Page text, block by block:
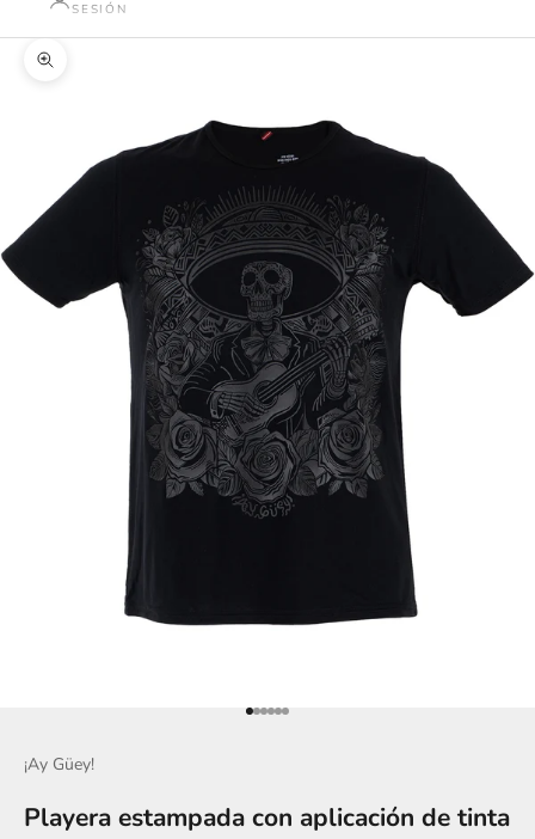
SESIÓN
Zoom
Ir al artículo 1
Ir al artículo 2
Ir al artículo 3
Ir al artículo 4
Ir al artículo 5
Ir al artículo 6
¡Ay Güey!
Playera estampada con aplicación de tinta